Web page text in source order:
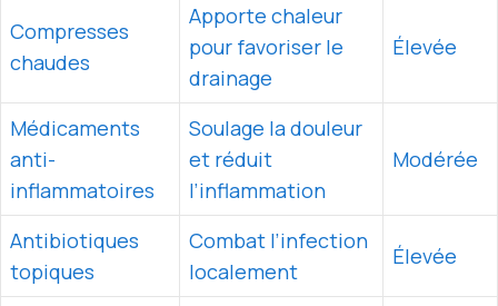
Compresses
chaudes
Apporte chaleur
pour favoriser le
drainage
Élevée
Médicaments
anti-
inflammatoires
Soulage la douleur
et réduit
l’inflammation
Modérée
Antibiotiques
topiques
Combat l’infection
localement
Élevée